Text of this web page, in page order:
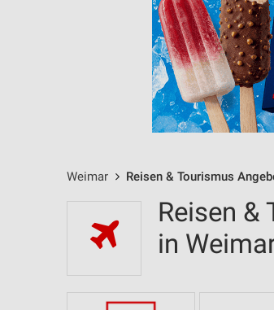
Weimar Reisen & Tourismus
Reisen &
in